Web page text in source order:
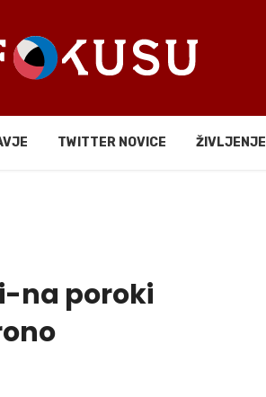
TWITTER NOVICE ŽIVLJENJE
na poroki